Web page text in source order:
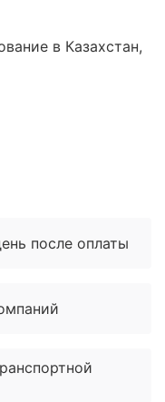
в Казахстан,
после оплаты